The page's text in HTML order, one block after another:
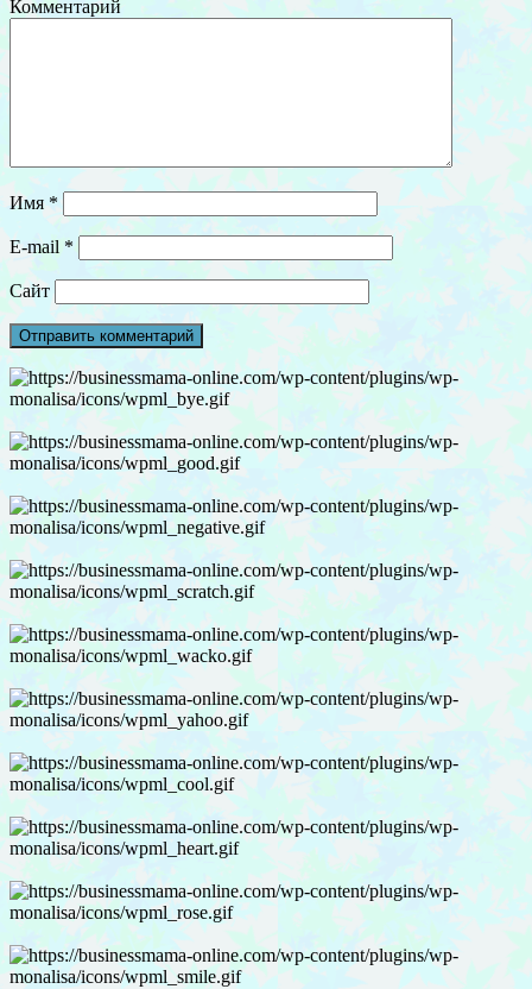
Комментарий
Имя *
E-mail *
Сайт